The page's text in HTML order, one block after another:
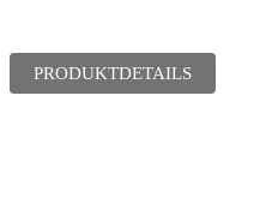
PRODUKTDETAILS